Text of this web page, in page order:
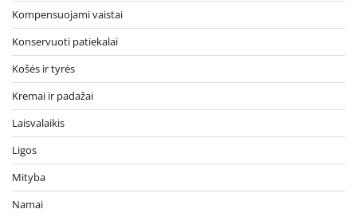
Kompensuojami vaistai
Konservuoti patiekalai
Košės ir tyrės
Kremai ir padažai
Laisvalaikis
Ligos
Mityba
Namai